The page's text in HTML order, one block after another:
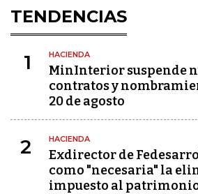
TENDENCIAS
1 HACIENDA
MinInterior suspende
contratos y
20 de agosto
2 HACIENDA
Exdirector de
como "necesaria" la
impuesto al